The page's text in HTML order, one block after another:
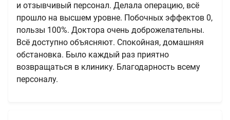
и отзывчивый персонал. Делала операцию, всё
прошло на высшем уровне. Побочных эффектов 0,
пользы 100%. Доктора очень доброжелательны.
Всё доступно объясняют. Спокойная, домашняя
обстановка. Было каждый раз приятно
возвращаться в клинику. Благодарность всему
персоналу.